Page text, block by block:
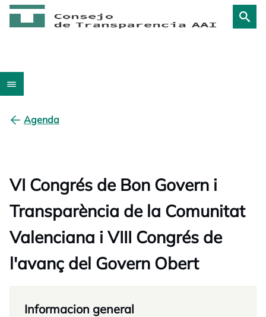
Agenda
VI Congrés de Bon Govern i
Transparència de la Comunitat
Valenciana i VIII Congrés de
l'avanç del Govern Obert
Informacion general